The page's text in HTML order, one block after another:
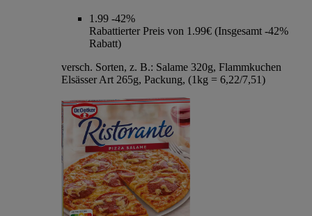
1.99 -42%
Rabattierter Preis von 1.99€ (Insgesamt -42%
Rabatt)
versch. Sorten, z. B.: Salame 320g, Flammkuchen
Elsässer Art 265g, Packung, (1kg = 6,22/7,51)